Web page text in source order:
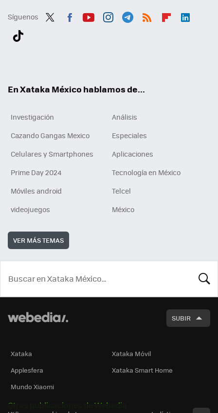
Síguenos
En Xataka México hablamos de...
Investigación
Análisis
Cazando Gangas Mexico
Especiales
Celulares y Smartphones
Aplicaciones
Prime Day 2024
Tecnología en México
Móviles android
Telcel
videojuegos
México
VER MÁS TEMAS
SUBIR
Xataka
Xataka Móvil
Applesfera
Xataka Smart Home
Mundo Xiaomi
Otras publicaciones de Webedia